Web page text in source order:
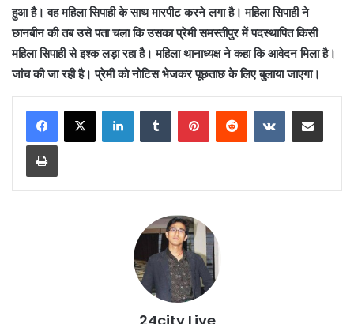
हुआ है। वह महिला सिपाही के साथ मारपीट करने लगा है। महिला सिपाही ने
छानबीन की तब उसे पता चला कि उसका प्रेमी समस्तीपुर में पदस्थापित किसी
महिला सिपाही से इश्क लड़ा रहा है। महिला थानाध्यक्ष ने कहा कि आवेदन मिला है।
जांच की जा रही है। प्रेमी को नोटिस भेजकर पूछताछ के लिए बुलाया जाएगा।
LinkedInTumblr PinterestReddit VKontakteShare via Email
Print